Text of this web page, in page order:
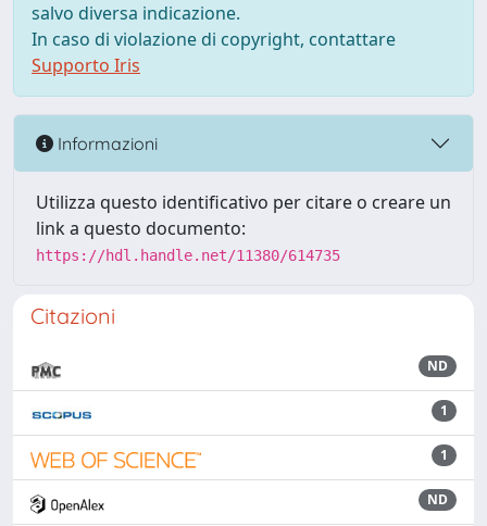
salvo diversa indicazione.
In caso di violazione di copyright, contattare
Supporto Iris
Informazioni
Utilizza questo identificativo per citare o creare un
link a questo documento:
https://hdl.handle.net/11380/614735
Citazioni
ND
1
1
ND